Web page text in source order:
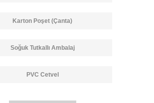
Karton Poşet (Çanta)
Soğuk Tutkallı Ambalaj
PVC Cetvel